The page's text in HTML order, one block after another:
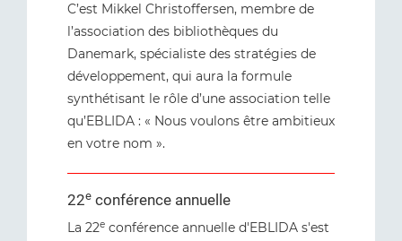
C’est Mikkel Christoffersen, membre de
l’association des bibliothèques du
Danemark, spécialiste des stratégies de
développement, qui aura la formule
synthétisant le rôle d’une association telle
qu’EBLIDA : « Nous voulons être ambitieux
en votre nom ».
22e conférence annuelle
La 22e conférence annuelle d'EBLIDA s'est